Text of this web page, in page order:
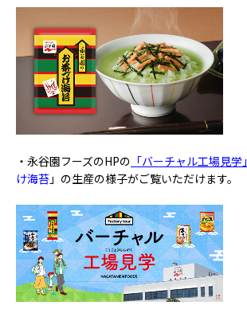
・永谷園フーズのHPの 「バーチャル工場見学」
け海苔 」の生産の様子がご覧いただけます。